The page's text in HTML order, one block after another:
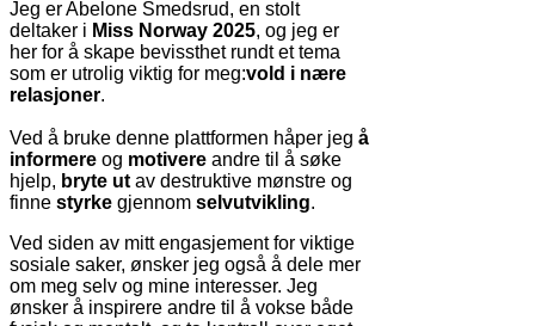
Jeg er Abelone Smedsrud, en stolt
deltaker i Miss Norway 2025, og jeg er
her for å skape bevissthet rundt et tema
som er utrolig viktig for meg:vold i nære
relasjoner.
Ved å bruke denne plattformen håper jeg å
informere og motivere andre til å søke
hjelp, bryte ut av destruktive mønstre og
finne styrke gjennom selvutvikling.
Ved siden av mitt engasjement for viktige
sosiale saker, ønsker jeg også å dele mer
om meg selv og mine interesser. Jeg
ønsker å inspirere andre til å vokse både